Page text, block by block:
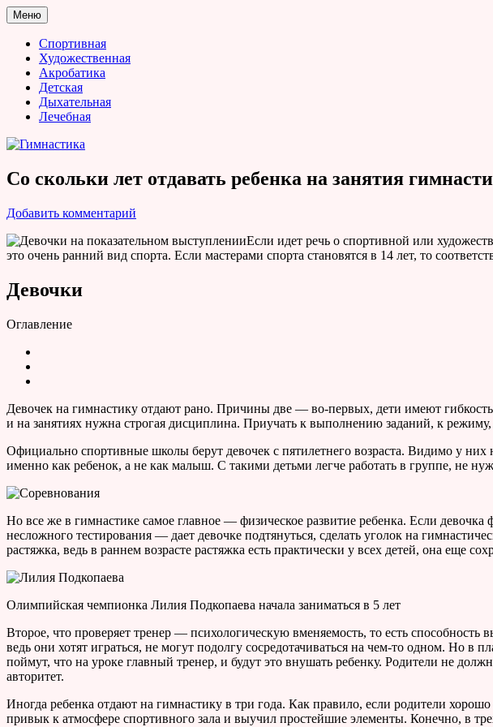
Перейти
к
содержимому
Гимнастика
Меню
Спортивная
Художественная
Акробатика
Детская
Дыхательная
Лечебная
Со скольки лет отдавать ребенка на занятия
Добавить комментарий
Если идет речь о спортивной или
это очень ранний вид спорта. Если мастерами спорта становятся в 14 лет, то
Девочки
Оглавление
Девочек на гимнастику отдают рано. Причины две — во-первых, дети имеют
и на занятиях нужна строгая дисциплина. Приучать к выполнению заданий, к
Официально спортивные школы берут девочек с пятилетнего возраста. Видимо у
именно как ребенок, а не как малыш. С такими детьми легче работать в группе, не
Но все же в гимнастике самое главное — физическое развитие ребенка. Если
несложного тестирования — дает девочке подтянуться, сделать уголок на
растяжка, ведь в раннем возрасте растяжка есть практически у всех детей, она еще
Олимпийская чемпионка Лилия Подкопаева начала заниматься в 5 лет
Второе, что проверяет тренер — психологическую вменяемость, то есть
ведь они хотят играться, не могут подолгу сосредотачиваться на чем-то одном. Но в
поймут, что на уроке главный тренер, и будут это внушать ребенку. Родители не
авторитет.
Иногда ребенка отдают на гимнастику в три года. Как правило, если родители
привык к атмосфере спортивного зала и выучил простейшие элементы. Конечно, в